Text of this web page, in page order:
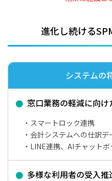
進化し続ける
システムの
窓口業務の軽減に向け
スマートロック連携
会計システムへの仕訳デ
LINE連携、AIチャット
多様な利用者の受入